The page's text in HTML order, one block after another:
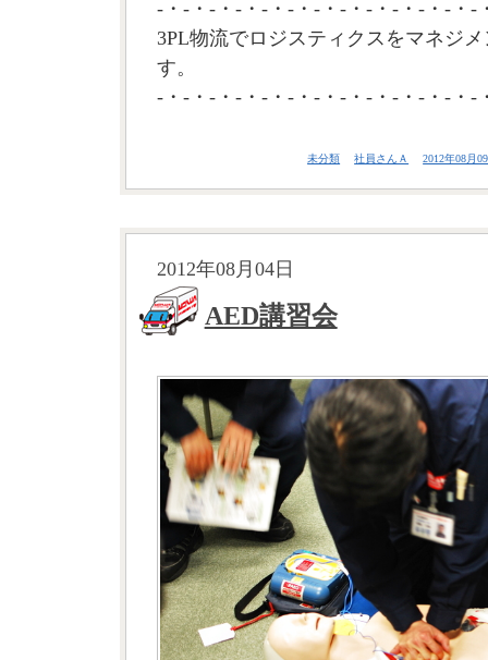
-・-・-・-・-・-・-・-・-・-・-・-・-
3PL物流でロジスティクスをマネジ
す。
-・-・-・-・-・-・-・-・-・-・-・-・-
未分類 社員さんＡ 2012年08月
2012年08月04日
AED講習会